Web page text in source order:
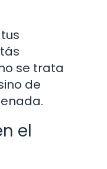
se trata
de
el